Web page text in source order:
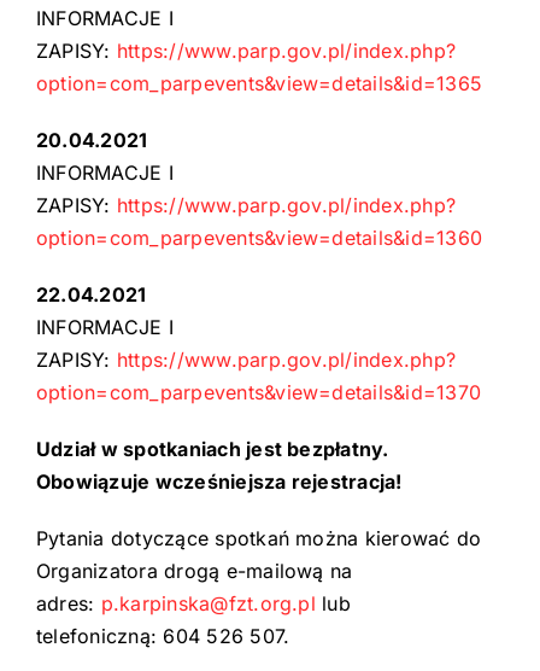
INFORMACJE I
ZAPISY: https://www.parp.gov.pl/index.php?
option=com_parpevents&view=details&id=1365
20.04.2021
INFORMACJE I
ZAPISY: https://www.parp.gov.pl/index.php?
option=com_parpevents&view=details&id=1360
22.04.2021
INFORMACJE I
ZAPISY: https://www.parp.gov.pl/index.php?
option=com_parpevents&view=details&id=1370
Udział w spotkaniach jest bezpłatny.
Obowiązuje wcześniejsza rejestracja!
Pytania dotyczące spotkań można kierować do
Organizatora drogą e-mailową na
adres: p.karpinska@fzt.org.pl lub
telefoniczną: 604 526 507.